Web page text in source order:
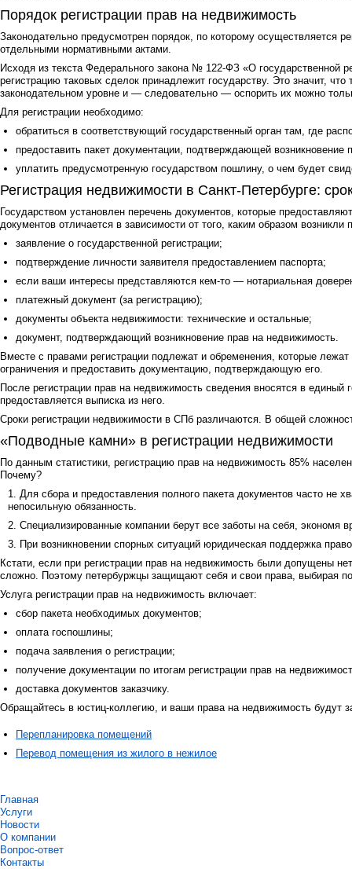
Порядок регистрации прав на недвижимость
Законодательно предусмотрен порядок, по которому осуществляется
отдельными нормативными актами.
Исходя из текста Федерального закона № 122-ФЗ «О государственной
регистрацию таковых сделок принадлежит государству. Это значит,
законодательном уровне и — следовательно — оспорить их можно
Для регистрации необходимо:
обратиться в соответствующий государственный орган там, где
предоставить пакет документации, подтверждающей
уплатить предусмотренную государством пошлину, о чем будет
Регистрация недвижимости в Санкт-Петербурге:
Государством установлен перечень документов, которые
документов отличается в зависимости от того, каким образом
заявление о государственной регистрации;
подтверждение личности заявителя предоставлением паспорта;
если ваши интересы представляются кем-то — нотариальная
платежный документ (за регистрацию);
документы объекта недвижимости: технические и остальные;
документ, подтверждающий возникновение прав на недвижимость.
Вместе с правами регистрации подлежат и обременения, которые
ограничения и предоставить документацию, подтверждающую его.
После регистрации прав на недвижимость сведения вносятся в
предоставляется выписка из него.
Сроки регистрации недвижимости в СПб различаются. В общей
«Подводные камни» в регистрации недвижимости
По данным статистики, регистрацию прав на недвижимость 85%
Почему?
Для сбора и предоставления полного пакета документов часто не
непосильную обязанность.
Специализированные компании берут все заботы на себя, экономя
При возникновении спорных ситуаций юридическая поддержка
Кстати, если при регистрации прав на недвижимость были допущены
сложно. Поэтому петербуржцы защищают себя и свои права, выбирая
Услуга регистрации прав на недвижимость включает:
сбор пакета необходимых документов;
оплата госпошлины;
подача заявления о регистрации;
получение документации по итогам регистрации прав на
доставка документов заказчику.
Обращайтесь в юстиц-коллегию, и ваши права на недвижимость будут
Перепланировка помещений
Перевод помещения из жилого в нежилое
Главная
Услуги
Новости
О компании
Вопрос-ответ
Контакты